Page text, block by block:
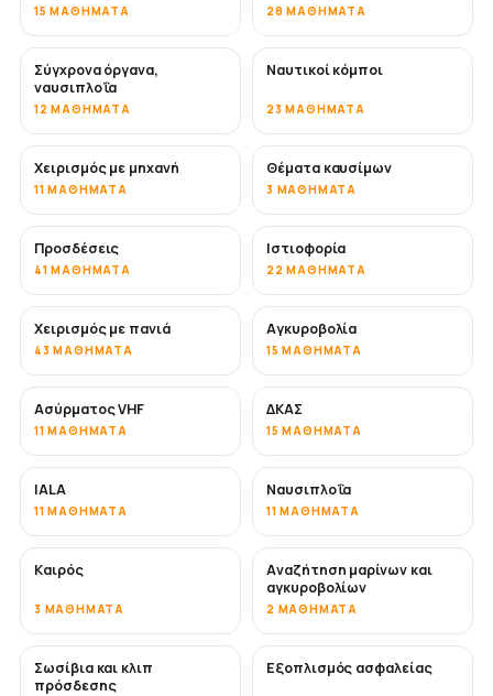
15 ΜΑΘΉΜΑΤΑ 28 ΜΑΘΉΜΑΤΑ
Σύγχρονα όργανα,
ναυσιπλοΐα
12 ΜΑΘΉΜΑΤΑ
Ναυτικοί κόμποι
23 ΜΑΘΉΜΑΤΑ
Χειρισμός με μηχανή
11 ΜΑΘΉΜΑΤΑ
Θέματα καυσίμων
3 ΜΑΘΉΜΑΤΑ
Προσδέσεις
41 ΜΑΘΉΜΑΤΑ
Ιστιοφορία
22 ΜΑΘΉΜΑΤΑ
Χειρισμός με πανιά
43 ΜΑΘΉΜΑΤΑ
Αγκυροβολία
15 ΜΑΘΉΜΑΤΑ
Ασύρματος VHF
11 ΜΑΘΉΜΑΤΑ
ΔΚΑΣ
15 ΜΑΘΉΜΑΤΑ
IALA
11 ΜΑΘΉΜΑΤΑ
Ναυσιπλοΐα
11 ΜΑΘΉΜΑΤΑ
Καιρός
3 ΜΑΘΉΜΑΤΑ
Αναζήτηση μαρίνων και
αγκυροβολίων
2 ΜΑΘΉΜΑΤΑ
Σωσίβια και κλιπ
πρόσδεσης
Εξοπλισμός ασφαλείας